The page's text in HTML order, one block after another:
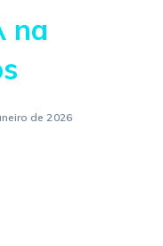
na
de 2026